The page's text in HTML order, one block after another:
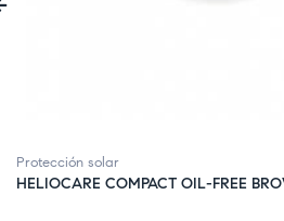
Protección solar
HELIOCARE COMPACT OIL-FREE